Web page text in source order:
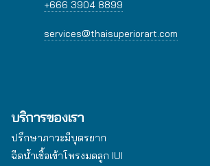
+666 3904 8899
services@thaisuperiorart.com
บริการของเรา
ปรึกษาภาวะมีบุตรยาก
ฉีดน้ำเชื้อเข้าโพรงมดลูก IUI